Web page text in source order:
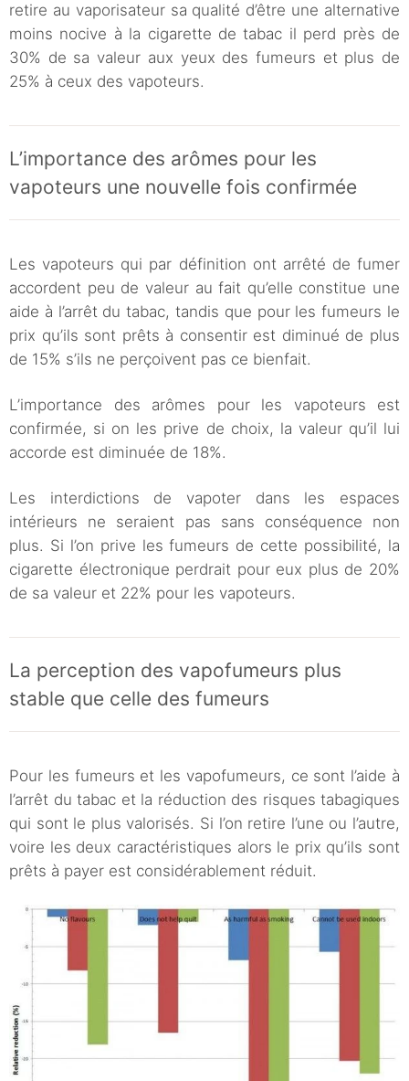
retire au vaporisateur sa qualité d’être une alternative
moins nocive à la cigarette de tabac il perd près de
30% de sa valeur aux yeux des fumeurs et plus de
25% à ceux des vapoteurs.
L’importance des arômes pour les
vapoteurs une nouvelle fois confirmée
Les vapoteurs qui par définition ont arrêté de fumer
accordent peu de valeur au fait qu’elle constitue une
aide à l’arrêt du tabac, tandis que pour les fumeurs le
prix qu’ils sont prêts à consentir est diminué de plus
de 15% s’ils ne perçoivent pas ce bienfait.
L’importance des arômes pour les vapoteurs est
confirmée, si on les prive de choix, la valeur qu’il lui
accorde est diminuée de 18%.
Les interdictions de vapoter dans les espaces
intérieurs ne seraient pas sans conséquence non
plus. Si l’on prive les fumeurs de cette possibilité, la
cigarette électronique perdrait pour eux plus de 20%
de sa valeur et 22% pour les vapoteurs.
La perception des vapofumeurs plus
stable que celle des fumeurs
Pour les fumeurs et les vapofumeurs, ce sont l’aide à
l’arrêt du tabac et la réduction des risques tabagiques
qui sont le plus valorisés. Si l’on retire l’une ou l’autre,
voire les deux caractéristiques alors le prix qu’ils sont
prêts à payer est considérablement réduit.